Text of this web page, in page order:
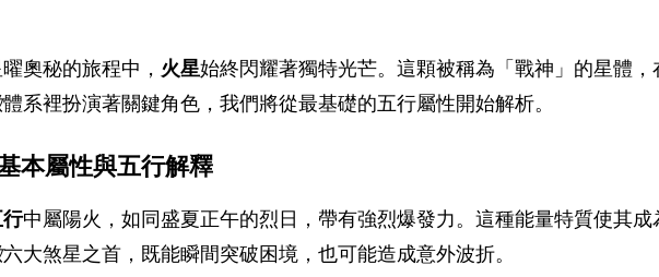
奧秘的旅程中， 火星始終閃耀著獨特光芒。這顆被稱為「戰神」的星體，
體系裡扮演著關鍵角色，我們將從最基礎的五行屬性開始解析。
本屬性與五行解釋
行中屬陽火，如同盛夏正午的烈日，帶有強烈爆發力。這種能量特質使其成
六大煞星之首，既能瞬間突破困境，也可能造成意外波折。